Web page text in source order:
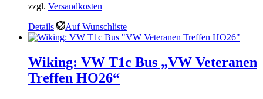
zzgl. Versandkosten
Details Auf Wunschliste
Wiking: VW T1c Bus „VW Veteranen
Treffen HO26“